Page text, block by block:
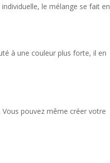
le mélange se fait en
à une couleur plus forte, il en
pouvez même créer votre